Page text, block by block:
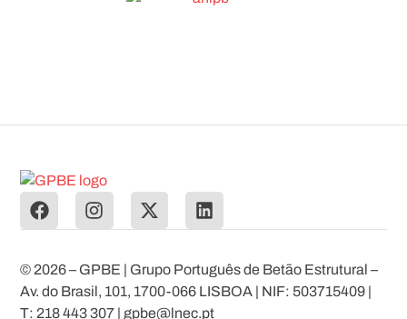
© 2026 – GPBE | Grupo Português de Betão Estrutural –
Av. do Brasil, 101, 1700-066 LISBOA | NIF: 503715409 |
T: 218 443 307 | gpbe@lnec.pt